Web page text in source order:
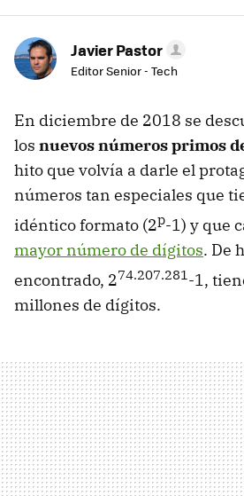
Javier Pastor
Editor Senior - Tech
En diciembre de 2018 se
los nuevos números primos
hito que volvía a darle el
números tan especiales que
idéntico formato (2p-1) y que
mayor número de dígitos. De
encontrado, 274.207.281 -1,
millones de dígitos.